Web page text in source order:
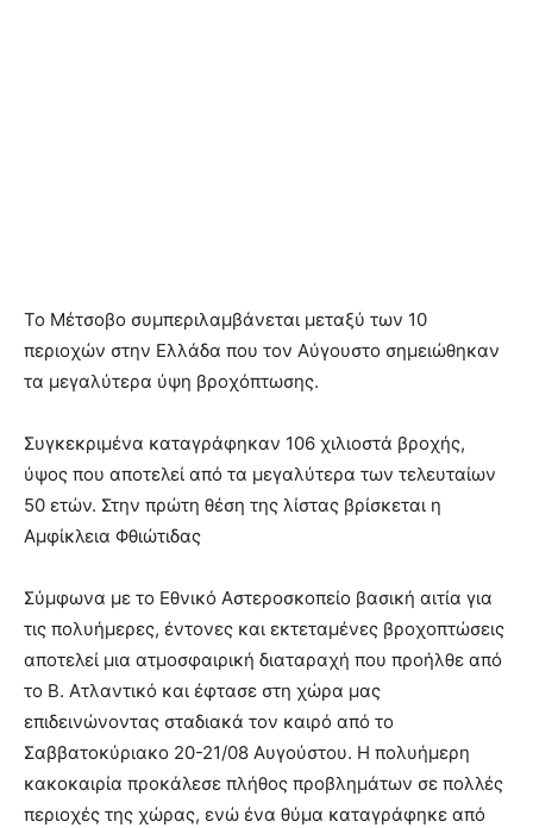
Το Μέτσοβο συμπεριλαμβάνεται μεταξύ των 10
περιοχών στην Ελλάδα που τον Αύγουστο σημειώθηκαν
τα μεγαλύτερα ύψη βροχόπτωσης.
Συγκεκριμένα καταγράφηκαν 106 χιλιοστά βροχής,
ύψος που αποτελεί από τα μεγαλύτερα των τελευταίων
50 ετών. Στην πρώτη θέση της λίστας βρίσκεται η
Αμφίκλεια Φθιώτιδας
Σύμφωνα με το Εθνικό Αστεροσκοπείο βασική αιτία για
τις πολυήμερες, έντονες και εκτεταμένες βροχοπτώσεις
αποτελεί μια ατμοσφαιρική διαταραχή που προήλθε από
το Β. Ατλαντικό και έφτασε στη χώρα μας
επιδεινώνοντας σταδιακά τον καιρό από το
Σαββατοκύριακο 20-21/08 Αυγούστου. Η πολυήμερη
κακοκαιρία προκάλεσε πλήθος προβλημάτων σε πολλές
περιοχές της χώρας, ενώ ένα θύμα καταγράφηκε από